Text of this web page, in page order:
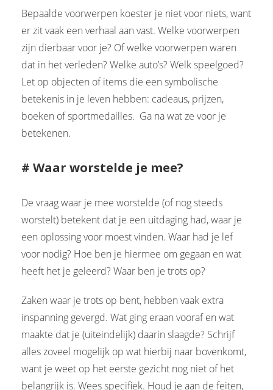
Bepaalde voorwerpen koester je niet voor niets, want
er zit vaak een verhaal aan vast. Welke voorwerpen
zijn dierbaar voor je? Of welke voorwerpen waren
dat in het verleden? Welke auto’s? Welk speelgoed?
Let op objecten of items die een symbolische
betekenis in je leven hebben: cadeaus, prijzen,
boeken of sportmedailles. Ga na wat ze voor je
betekenen.
# Waar worstelde je mee?
De vraag waar je mee worstelde (of nog steeds
worstelt) betekent dat je een uitdaging had, waar je
een oplossing voor moest vinden. Waar had je lef
voor nodig? Hoe ben je hiermee om gegaan en wat
heeft het je geleerd? Waar ben je trots op?
Zaken waar je trots op bent, hebben vaak extra
inspanning gevergd. Wat ging eraan vooraf en wat
maakte dat je (uiteindelijk) daarin slaagde? Schrijf
alles zoveel mogelijk op wat hierbij naar bovenkomt,
want je weet op het eerste gezicht nog niet of het
belangrijk is. Wees specifiek. Houd je aan de feiten,